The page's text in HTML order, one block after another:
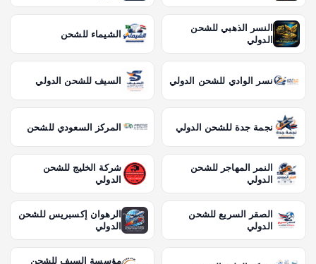
النسر الذهبي للشحن
الدولي
الشيماء للشحن
نسر الوادي للشحن الدولي السيف للشحن الدولي
نجمة جدة للشحن الدولي المركز السعودي للشحن
النمر المهاجر للشحن
الدولي
شركة الخليج للشحن
الدولي
الصقر السريع للشحن
الدولي
الرهوان إكسبريس للشحن
الدولي
مؤسسة السيف للشحن